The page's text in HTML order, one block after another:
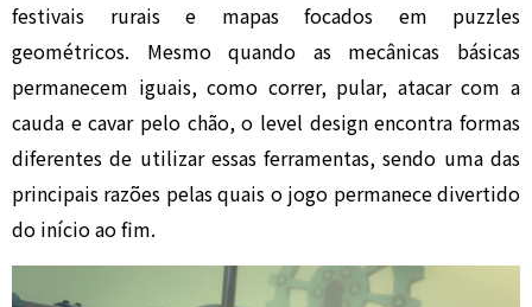
festivais rurais e mapas focados em puzzles
geométricos. Mesmo quando as mecânicas básicas
permanecem iguais, como correr, pular, atacar com a
cauda e cavar pelo chão, o level design encontra formas
diferentes de utilizar essas ferramentas, sendo uma das
principais razões pelas quais o jogo permanece divertido
do início ao fim.